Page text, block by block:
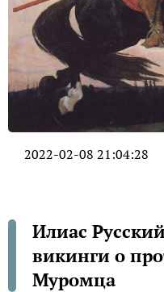
2022-02-08 21:04:28
Илиас
викинги о
Муромца